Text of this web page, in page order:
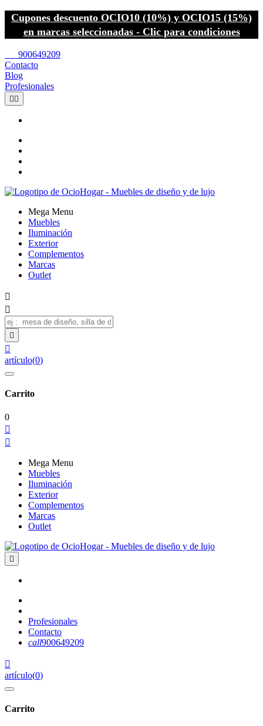
Cupones descuento OCIO10 (10%) y OCIO15 (15%)
en marcas seleccionadas - Clic para condiciones
900649209
Contacto
Blog
Profesionales
 
Mega Menu
Muebles
Iluminación
Exterior
Complementos
Marcas
Outlet




artículo(0)
Carrito
0


Mega Menu
Muebles
Iluminación
Exterior
Complementos
Marcas
Outlet

Profesionales
Contacto
call900649209

artículo(0)
Carrito